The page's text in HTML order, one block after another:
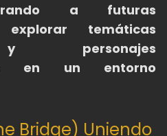
a futuras
temáticas
personajes
en un entorno
Bridge) Uniendo